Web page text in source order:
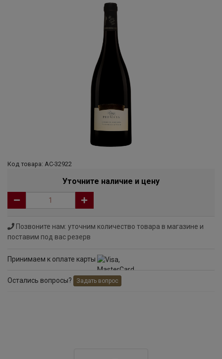
Код товара: АС-32922
Уточните наличие и цену
Позвоните нам: уточним количество товара в магазине и
поставим под вас резерв
Принимаем к оплате карты
Остались вопросы? Задать вопрос